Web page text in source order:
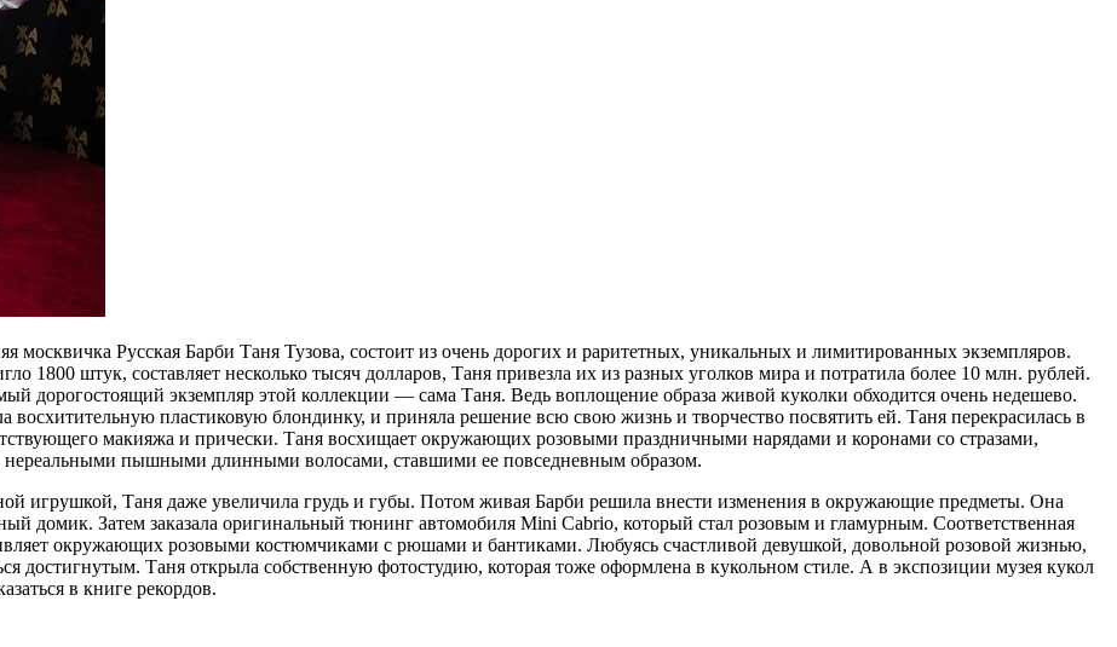
москвичка Русская Барби Таня Тузова, состоит из очень дорогих и раритетных, уникальных и лимитированных экземпляров.
1800 штук, составляет несколько тысяч долларов, Таня привезла их из разных уголков мира и потратила более 10 млн. рублей.
дорогостоящий экземпляр этой коллекции — сама Таня. Ведь воплощение образа живой куколки обходится очень недешево.
восхитительную пластиковую блондинку, и приняла решение всю свою жизнь и творчество посвятить ей. Таня перекрасилась в
макияжа и прически. Таня восхищает окружающих розовыми праздничными нарядами и коронами со стразами,
нереальными пышными длинными волосами, ставшими ее повседневным образом.
игрушкой, Таня даже увеличила грудь и губы. Потом живая Барби решила внести изменения в окружающие предметы. Она
домик. Затем заказала оригинальный тюнинг автомобиля Mini Cabrio, который стал розовым и гламурным. Соответственная
окружающих розовыми костюмчиками с рюшами и бантиками. Любуясь счастливой девушкой, довольной розовой жизнью,
достигнутым. Таня открыла собственную фотостудию, которая тоже оформлена в кукольном стиле. А в экспозиции музея кукол
в книге рекордов.